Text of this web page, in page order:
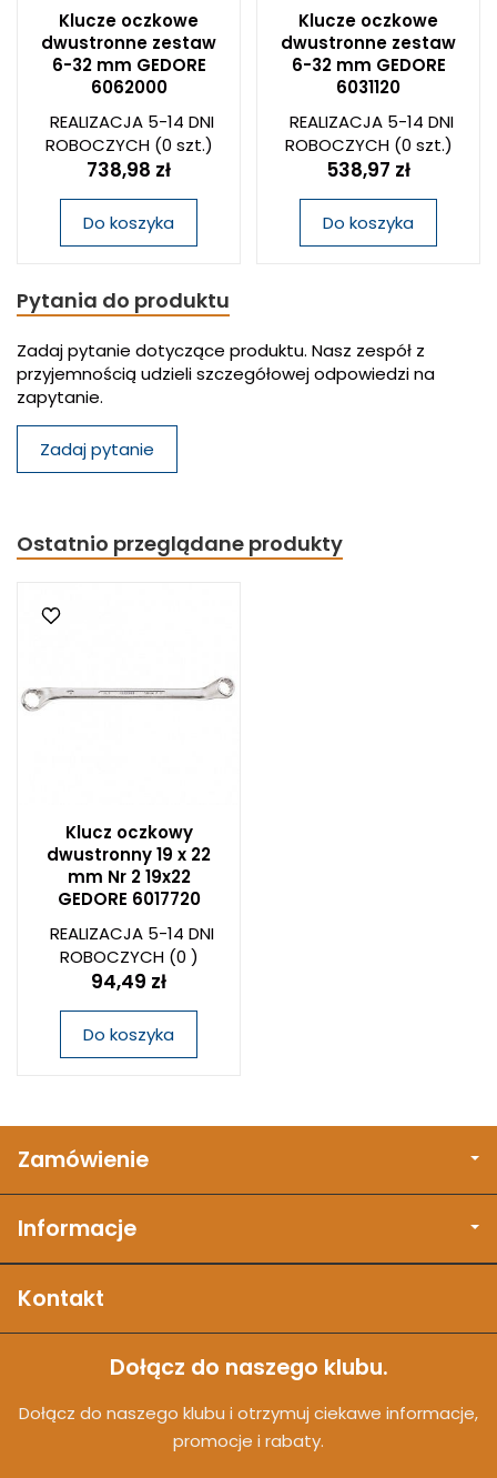
Klucze oczkowe
dwustronne zestaw
6-32 mm GEDORE
6062000
REALIZACJA 5-14 DNI
ROBOCZYCH(0 szt.)
738,98 zł
Do koszyka
Klucze oczkowe
dwustronne zestaw
6-32 mm GEDORE
6031120
REALIZACJA 5-14 DNI
ROBOCZYCH(0 szt.)
538,97 zł
Do koszyka
Pytania do produktu
Zadaj pytanie dotyczące produktu. Nasz zespół z
przyjemnością udzieli szczegółowej odpowiedzi na
zapytanie.
Zadaj pytanie
Ostatnio przeglądane produkty
Klucz oczkowy
dwustronny 19 x 22
mm Nr 2 19x22
GEDORE 6017720
REALIZACJA 5-14 DNI
ROBOCZYCH(0 )
94,49 zł
Do koszyka
Zamówienie
Informacje
Kontakt
Dołącz do naszego klubu.
Dołącz do naszego klubu i otrzymuj ciekawe informacje,
promocje i rabaty.